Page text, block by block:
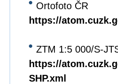
Ortofoto ČR
https://
ZTM 1:5 000/S-
https://
SHP.xml